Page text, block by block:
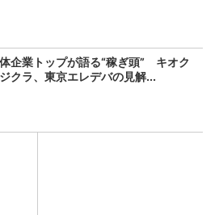
企業トップが語る“稼ぎ頭” キオク
クラ、東京エレデバの見解...